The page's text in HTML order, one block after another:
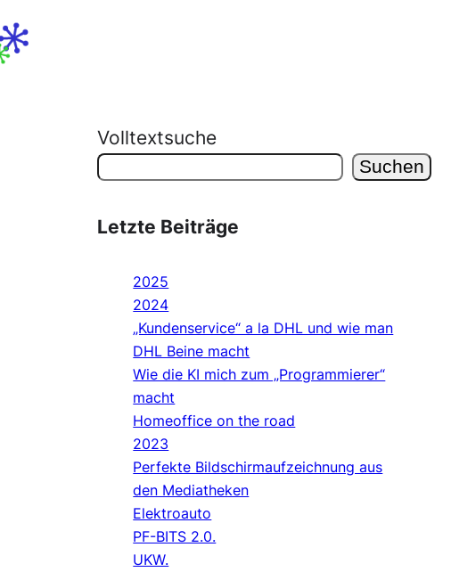
Volltextsuche
Suchen
Letzte Beiträge
2025
2024
„Kundenservice“ a la DHL und wie man
DHL Beine macht
Wie die KI mich zum „Programmierer“
macht
Homeoffice on the road
2023
Perfekte Bildschirmaufzeichnung aus
den Mediatheken
Elektroauto
PF-BITS 2.0.
UKW.